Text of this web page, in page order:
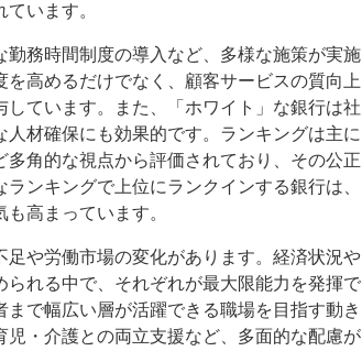
います。
務時間制度の導入など、多様な施策が実施
高めるだけでなく、顧客サービスの質向上
ています。また、「ホワイト」な銀行は社
材確保にも効果的です。ランキングは主に
角的な視点から評価されており、その公正
ンキングで上位にランクインする銀行は、
高まっています。
や労働市場の変化があります。経済状況や
れる中で、それぞれが最大限能力を発揮で
で幅広い層が活躍できる職場を目指す動き
・介護との両立支援など、多面的な配慮が